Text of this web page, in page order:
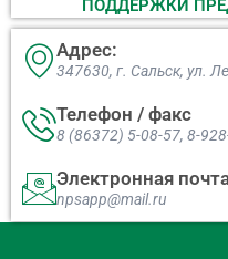
ПОДДЕРЖКИ
Адрес:
347630, г. Сальск, ул.
Телефон / факс
8 (86372) 5-08-57, 8-
Электронная
npsapp@mail.ru